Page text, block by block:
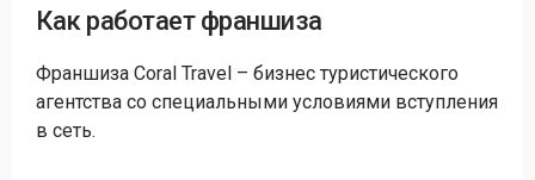
Как работает франшиза
Франшиза Coral Travel – бизнес туристического
агентства со специальными условиями вступления
в сеть.